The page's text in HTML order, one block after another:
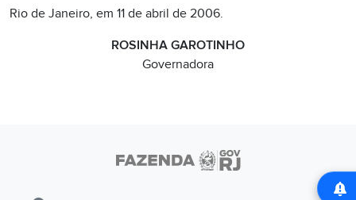
Rio de Janeiro, em 11 de abril de 2006.
ROSINHA GAROTINHO
Governadora